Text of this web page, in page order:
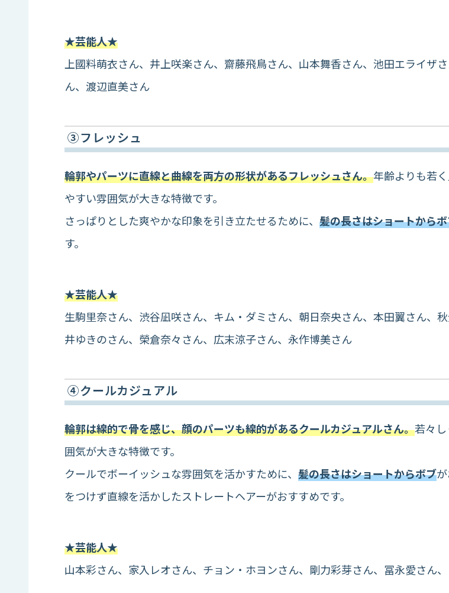
★芸能人★
上國料萌衣さん、井上咲楽さん、齋藤飛鳥さん、山本舞香さん、池田エライザ
ん、渡辺直美さん
③フレッシュ
輪郭やパーツに直線と曲線を両方の形状があるフレッシュさん。年齢よりも若
やすい雰囲気が大きな特徴です。
さっぱりとした爽やかな印象を引き立たせるために、 髪の長さはショートから
す。
★芸能人★
生駒里奈さん、渋谷凪咲さん、キム・ダミさん、朝日奈央さん、本田翼さん、
井ゆきのさん、榮倉奈々さん、広末涼子さん、永作博美さん
④クールカジュアル
輪郭は線的で骨を感じ、顔のパーツも線的があるクールカジュアルさん。若々
囲気が大きな特徴です。
クールでボーイッシュな雰囲気を活かすために、 髪の長さはショートからボブ
をつけず直線を活かしたストレートヘアーがおすすめです。
★芸能人★
山本彩さん、家入レオさん、チョン・ホヨンさん、剛力彩芽さん、冨永愛さん